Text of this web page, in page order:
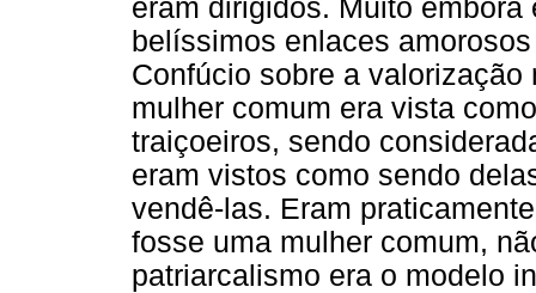
eram dirigidos. Muito
belíssimos enlaces
Confúcio sobre a
mulher comum era vista
traiçoeiros, sendo
eram vistos como sendo
vendê-las. Eram
fosse uma mulher comum,
patriarcalismo era o modelo